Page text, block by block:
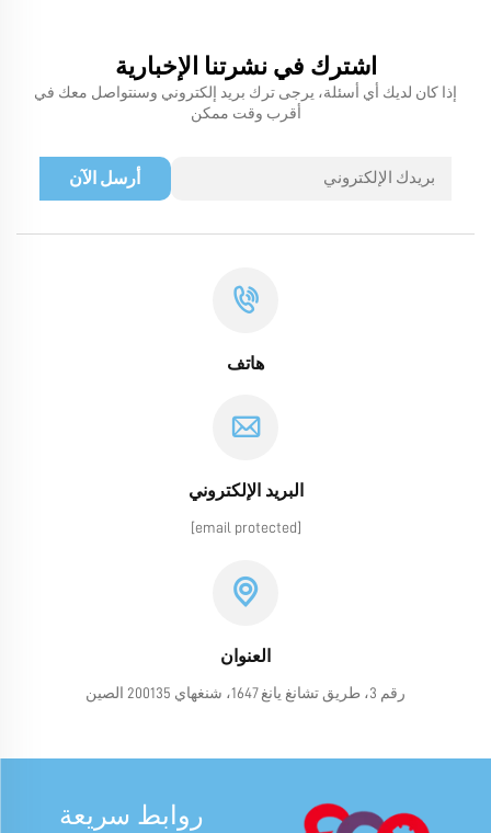
اشترك في نشرتنا الإخبارية
إذا كان لديك أي أسئلة، يرجى ترك بريد إلكتروني وسنتواصل معك في
أقرب وقت ممكن
أرسل الآن
هاتف
البريد الإلكتروني
[email protected]
العنوان
رقم 3، طريق تشانغ يانغ 1647، شنغهاي 200135 الصين
روابط سريعة